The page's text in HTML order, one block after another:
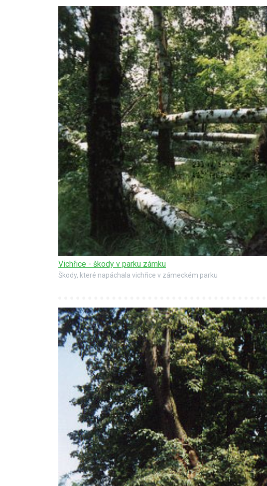
Vichřice - škody v parku zámku
Škody, které napáchala vichřice v zámeckém parku
18.8.2021 PŘED 1815 DNY
Videokronika: Zdechovický
minifestival 7.8.2021
https://www.youtube.com/watch?
v=rPoqutfOmZo
POKRAČOVÁNÍ